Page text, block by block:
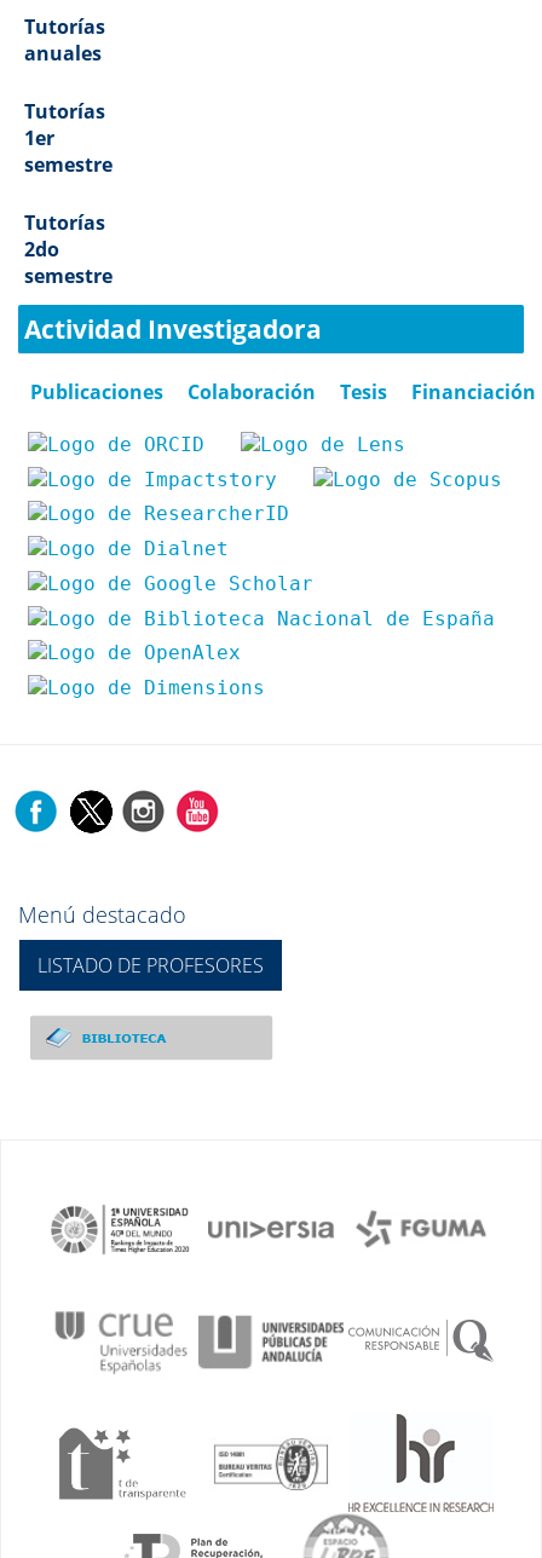
Tutorías
anuales
Tutorías
1er
semestre
Tutorías
2do
semestre
Actividad Investigadora
Publicaciones Colaboración Tesis Financiación
Menú destacado
LISTADO DE PROFESORES